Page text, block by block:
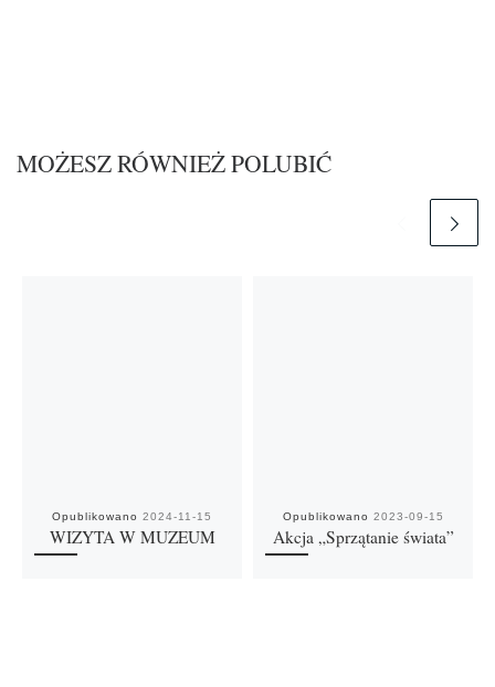
MOŻESZ RÓWNIEŻ POLUBIĆ
Opublikowano 2024-11-15
WIZYTA W MUZEUM
Opublikowano 2023-09-15
Akcja „Sprzątanie świata”